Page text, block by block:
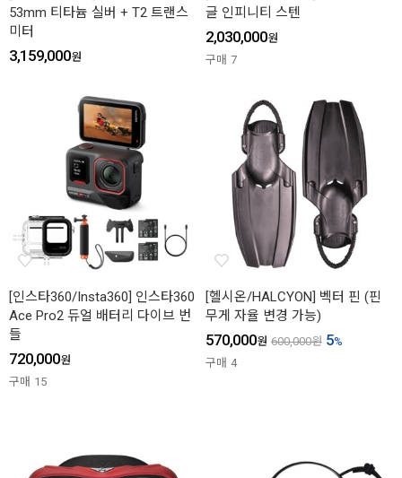
53mm 티타늄 실버 + T2 트랜스
미터
3,159,000원
글 인피니티 스텐
2,030,000원
구매 7
[인스타360/Insta360] 인스타360
Ace Pro2 듀얼 배터리 다이브 번
들
720,000원
구매 15
[헬시온/HALCYON] 벡터 핀 (핀
무게 자율 변경 가능)
570,000원 600,000원 5%
구매 4